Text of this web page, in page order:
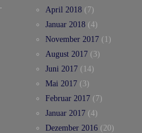
April 2018 (7)
Januar 2018 (4)
November 2017 (1)
August 2017 (3)
Juni 2017 (14)
Mai 2017 (3)
Februar 2017 (7)
Januar 2017 (4)
Dezember 2016 (20)